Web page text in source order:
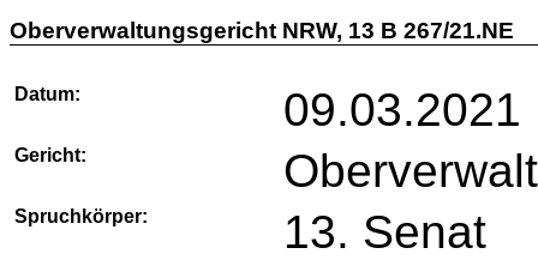
Oberverwaltungsgericht NRW, 13 B 267/21.NE
Datum: 09.03.2021
Gericht:
Spruchkörper: 13. Senat